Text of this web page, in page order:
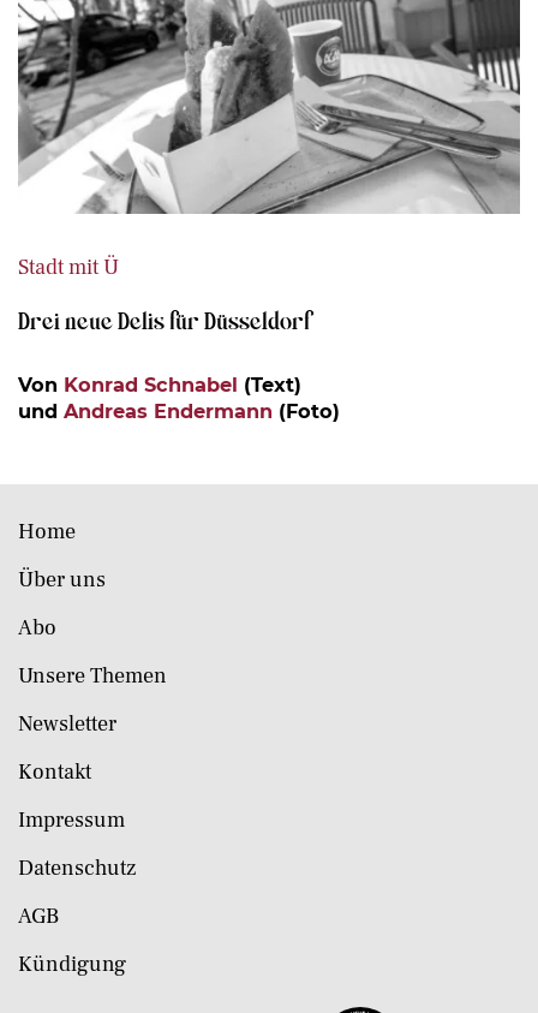
Stadt mit Ü
Drei neue Delis für Düsseldorf
Von Konrad Schnabel (Text)
und Andreas Endermann (Foto)
Home
Über uns
Abo
Unsere Themen
Newsletter
Kontakt
Impressum
Datenschutz
AGB
Kündigung